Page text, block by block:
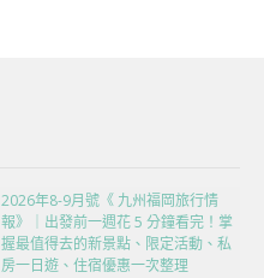
2026年8-9月號《 九州福岡旅行情
報》｜出發前一週花 5 分鐘看完！掌
握最值得去的新景點、限定活動、私
房一日遊、住宿優惠一次整理